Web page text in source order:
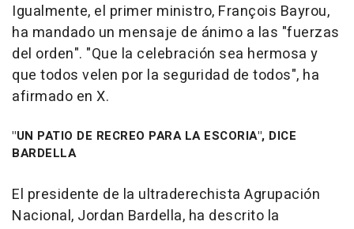
Igualmente, el primer ministro, François Bayrou,
ha mandado un mensaje de ánimo a las "fuerzas
del orden". "Que la celebración sea hermosa y
que todos velen por la seguridad de todos", ha
afirmado en X.
"UN PATIO DE RECREO PARA LA ESCORIA", DICE
BARDELLA
El presidente de la ultraderechista Agrupación
Nacional, Jordan Bardella, ha descrito la